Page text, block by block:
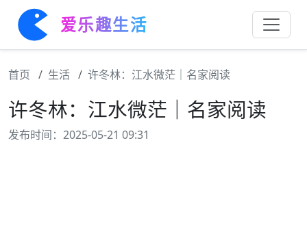
爱乐趣生活
首页 生活 许冬林：江水微茫｜名家阅读
许冬林：江水微茫｜名家阅读
发布时间：2025-05-21 09:31